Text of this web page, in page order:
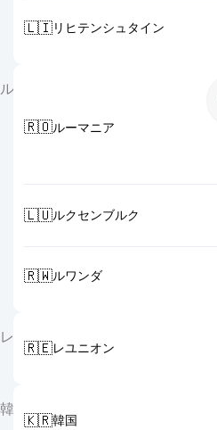
🇱🇮リヒテンシュタイン
ル
🇷🇴ルーマニア
🇱🇺ルクセンブルク
🇷🇼ルワンダ
レ
🇷🇪レユニオン
韓
🇰🇷韓国